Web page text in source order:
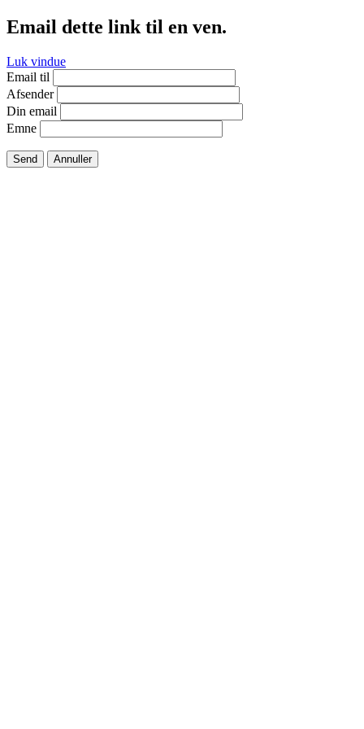
Email dette link til en ven.
Luk vindue
Email til
Afsender
Din email
Emne
Send Annuller